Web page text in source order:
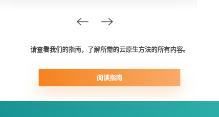
请查看我们的指南，了解所需的云原生方法的所有内容。
阅读指南